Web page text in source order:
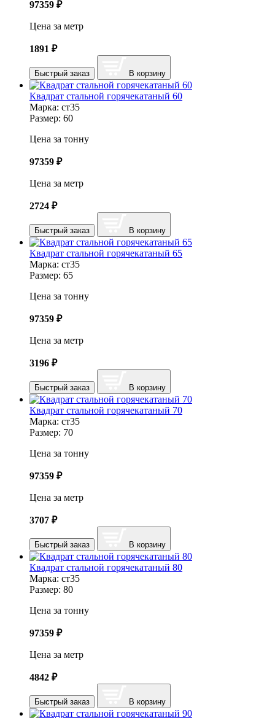
97359 ₽
Цена за метр
1891 ₽
Быстрый заказ В корзину
Квадрат стальной горячекатаный 60
Марка: ст35
Размер: 60
Цена за тонну
97359 ₽
Цена за метр
2724 ₽
Быстрый заказ В корзину
Квадрат стальной горячекатаный 65
Марка: ст35
Размер: 65
Цена за тонну
97359 ₽
Цена за метр
3196 ₽
Быстрый заказ В корзину
Квадрат стальной горячекатаный 70
Марка: ст35
Размер: 70
Цена за тонну
97359 ₽
Цена за метр
3707 ₽
Быстрый заказ В корзину
Квадрат стальной горячекатаный 80
Марка: ст35
Размер: 80
Цена за тонну
97359 ₽
Цена за метр
4842 ₽
Быстрый заказ В корзину